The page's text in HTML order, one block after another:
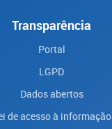
Transparência
Portal
LGPD
Dados abertos
de acesso à informação